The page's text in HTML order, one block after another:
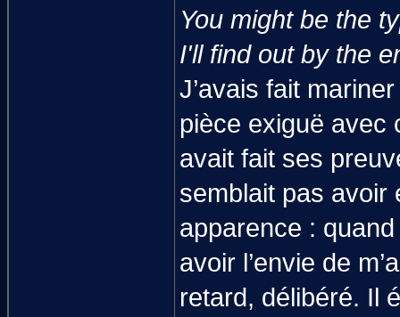
You might be the
I'll find out by the
J’avais fait
pièce exiguë avec
avait fait ses
semblait pas avoir
apparence :
avoir l’envie de
retard, délibéré. Il